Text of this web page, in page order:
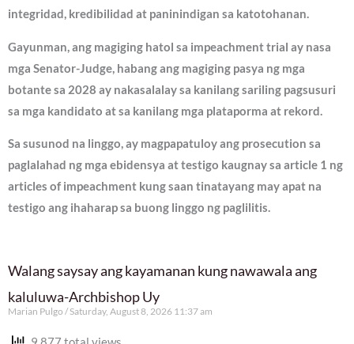
integridad, kredibilidad at paninindigan sa katotohanan.
Gayunman, ang magiging hatol sa impeachment trial ay nasa
mga Senator-Judge, habang ang magiging pasya ng mga
botante sa 2028 ay nakasalalay sa kanilang sariling pagsusuri
sa mga kandidato at sa kanilang mga plataporma at rekord.
Sa susunod na linggo, ay magpapatuloy ang prosecution sa
paglalahad ng mga ebidensya at testigo kaugnay sa article 1 ng
articles of impeachment kung saan tinatayang may apat na
testigo ang ihaharap sa buong linggo ng paglilitis.
Walang saysay ang kayamanan kung nawawala ang
kaluluwa-Archbishop Uy
Marian Pulgo Saturday, August 8, 2026 11:37 am